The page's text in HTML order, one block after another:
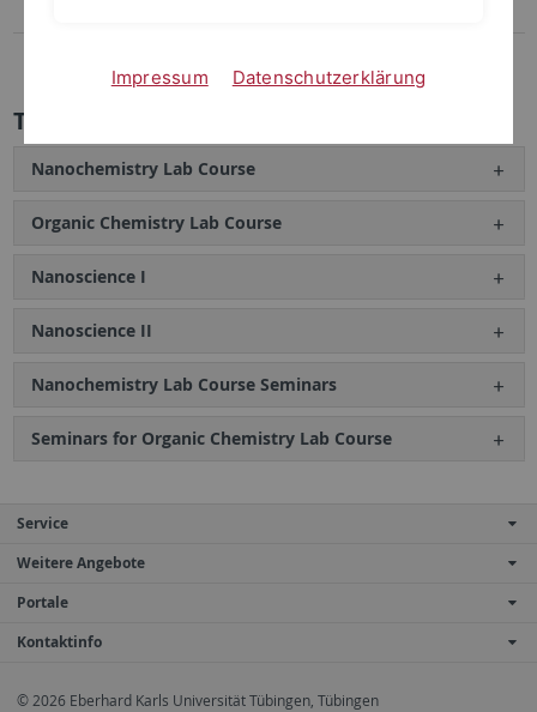
Teaching
Nanochemistry Lab Course
Organic Chemistry Lab Course
Nanoscience I
Nanoscience II
Nanochemistry Lab Course Seminars
Seminars for Organic Chemistry Lab Course
Service
Weitere Angebote
Portale
Kontaktinfo
© 2026 Eberhard Karls Universität Tübingen, Tübingen
Impressum Datenschutzerklärung